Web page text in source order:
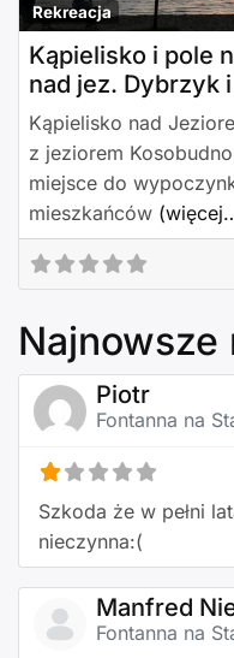
Rekreacja
Kąpielisko i pole
nad jez. Dybrzyk
Kąpielisko nad
z jeziorem
miejsce do
mieszkańców
Najnowsze
Piotr
Fontanna na
Szkoda że w pełni
nieczynna:(
Manfred
Fontanna na